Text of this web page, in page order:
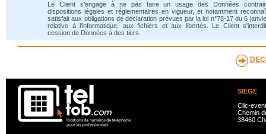
Le Client s'engage à ne pas faire un usage des Données
dispositions légales et réglementaires en vigueur, et notamment
satisfait aux obligations de déclaration prévues par la loi n°78-17 du 6
relative à l'informatique, aux fichiers et aux libertés. Le Client
cession de Données à des tiers.
SIEGE
Clic-
Chemin
38460